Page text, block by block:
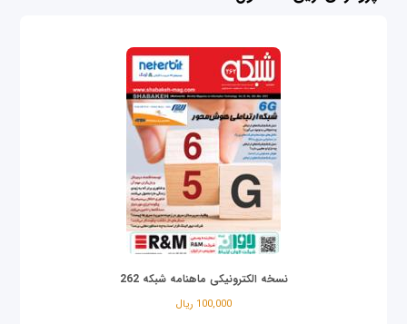
نسخه الکترونیکی ماهنامه شبکه 262
100,000 ریال